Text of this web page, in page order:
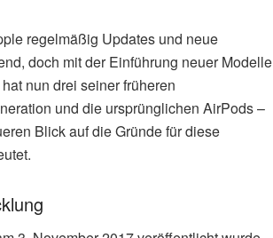
regelmäßig Updates und neue
doch mit der Einführung neuer Modelle
nun drei seiner früheren
und die ursprünglichen AirPods –
Blick auf die Gründe für diese